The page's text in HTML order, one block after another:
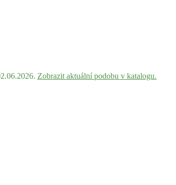
Zobrazit aktuální podobu v katalogu.